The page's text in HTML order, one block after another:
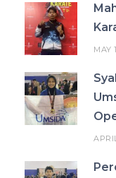
MAY